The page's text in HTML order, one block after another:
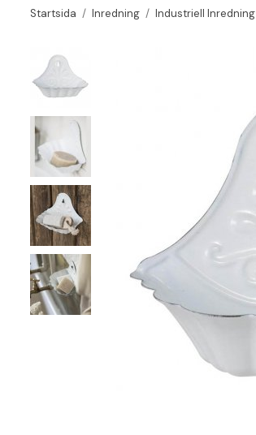
Startsida / Inredning / Industriell Inredning